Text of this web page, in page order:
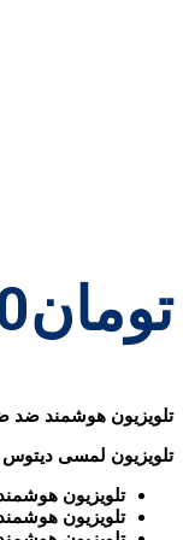
تومان
تلویزیون هوشمند ضد ضربه
تلویزیون لمسی
تلویزیون هوشمند
تلویزیون هوشمند